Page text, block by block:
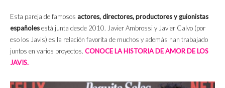
Esta pareja de famosos actores, directores, productores y guionistas
españolesestá junta desde 2010. Javier Ambrossi y Javier Calvo (por
eso los Javis) es la relación favorita de muchos y además han trabajado
juntos en varios proyectos. CONOCE LA HISTORIA DE AMOR DE LOS
JAVIS.